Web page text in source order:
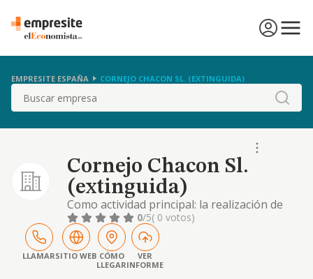
EMPRESITE ESPAÑA CORNEJO CHACON SL. (EXTINGUIDA)
Buscar
Cornejo Chacon Sl.
(extinguida)
Como actividad principal: la realización de
pruebas y test de detección de
enfermedades, incluyendo pruebas pcr y de
antígenos. (cnae 7120). otras actividades:
venta al por mayor y al menor de material
sanitario y de protección contra
0/5( 0 votos)
LLAMARSITIO WEB CÓMO
LLEGAR
VER
INFORME